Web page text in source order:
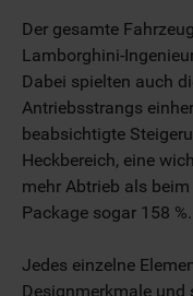
Der gesamte
Lamborghini-
Dabei spielten auch
Antriebsstrangs
beabsichtigte
Heckbereich, eine
mehr Abtrieb als
Package sogar 158 %.
Jedes einzelne
Designmerkmale